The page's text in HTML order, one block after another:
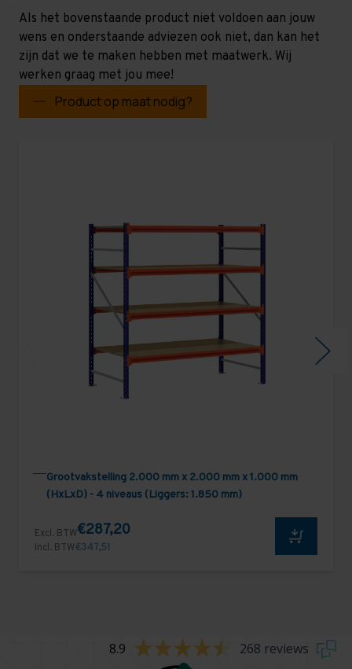
Als het bovenstaande product niet voldoen aan jouw
wens en onderstaande adviezen ook niet, dan kan het
zijn dat we te maken hebben met maatwerk. Wij
werken graag met jou mee!
Product op maat nodig?
Grootvakstelling 2.000 mm x 2.000 mm x 1.000 mm
(HxLxD) - 4 niveaus (Liggers: 1.850 mm)
Excl. BTW€287,20
Incl. BTW€347,51
8.9 268 reviews